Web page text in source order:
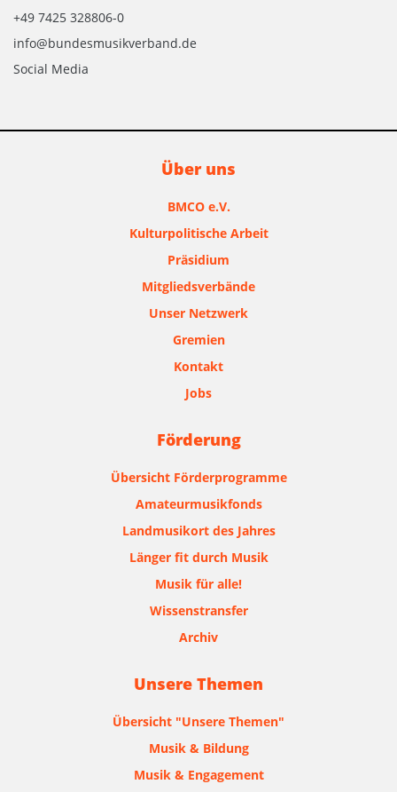
+49 7425 328806-0
info@bundesmusikverband.de
Social Media
Über uns
BMCO e.V.
Kulturpolitische Arbeit
Präsidium
Mitgliedsverbände
Unser Netzwerk
Gremien
Kontakt
Jobs
Förderung
Übersicht Förderprogramme
Amateurmusikfonds
Landmusikort des Jahres
Länger fit durch Musik
Musik für alle!
Wissenstransfer
Archiv
Unsere Themen
Übersicht "Unsere Themen"
Musik & Bildung
Musik & Engagement